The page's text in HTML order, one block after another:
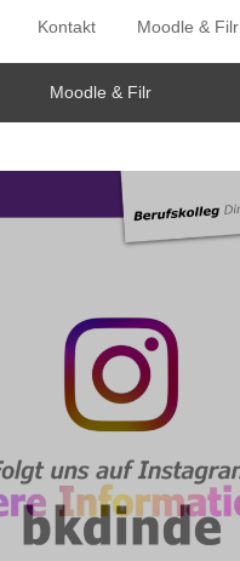
Kontakt Moodle & Filr
Moodle & Filr